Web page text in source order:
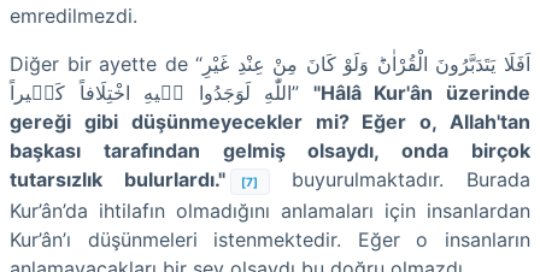
emredilmezdi.
Diğer bir ayette de “ اَفَلَا يَتَدَبَّرُونَ الْقُرْاٰنَؕ وَلَوْ كَانَ مِنْ عِنْدِ غَيْرِ
اللّٰهِ لَوَجَدُوا فٖيهِ اخْتِلَافاً كَثٖيراً” "Hâlâ Kur'ân üzerinde
gereği gibi düşünmeyecekler mi? Eğer o, Allah'tan
başkası tarafından gelmiş olsaydı, onda birçok
tutarsızlık bulurlardı."
[7]
buyurulmaktadır. Burada
Kur’ân’da ihtilafın olmadığını anlamaları için insanlardan
Kur’ân’ı düşünmeleri istenmektedir. Eğer o insanların